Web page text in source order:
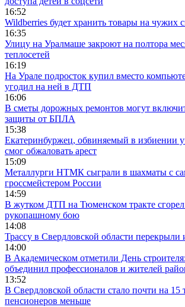
16:52
Wildberries будет хранить товары на чужих
16:35
Улицу на Уралмаше закроют на полтора
теплосетей
16:19
На Урале подросток купил вместо
угодил на ней в ДТП
16:06
В сметы дорожных ремонтов могут
защиты от БПЛА
15:38
Екатеринбуржец, обвиняемый в избиении
смог обжаловать арест
15:09
Металлурги НТМК сыграли в шахматы с
гроссмейстером России
14:59
В жутком ДТП на Тюменском тракте
рукопашному бою
14:08
Трассу в Свердловской области перекрыли
14:00
В Академическом отметили День
объединил профессионалов и жителей
13:52
В Свердловской области стало почти на 15
пенсионеров меньше